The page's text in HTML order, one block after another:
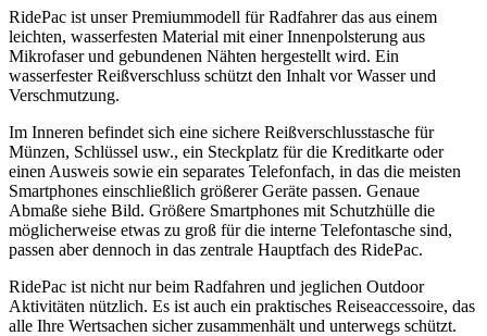
RidePac ist unser Premiummodell für Radfahrer das aus einem
leichten, wasserfesten Material mit einer Innenpolsterung aus
Mikrofaser und gebundenen Nähten hergestellt wird. Ein
wasserfester Reißverschluss schützt den Inhalt vor Wasser und
Verschmutzung.
Im Inneren befindet sich eine sichere Reißverschlusstasche für
Münzen, Schlüssel usw., ein Steckplatz für die Kreditkarte oder
einen Ausweis sowie ein separates Telefonfach, in das die meisten
Smartphones einschließlich größerer Geräte passen. Genaue
Abmaße siehe Bild. Größere Smartphones mit Schutzhülle die
möglicherweise etwas zu groß für die interne Telefontasche sind,
passen aber dennoch in das zentrale Hauptfach des RidePac.
RidePac ist nicht nur beim Radfahren und jeglichen Outdoor
Aktivitäten nützlich. Es ist auch ein praktisches Reiseaccessoire, das
alle Ihre Wertsachen sicher zusammenhält und unterwegs schützt.